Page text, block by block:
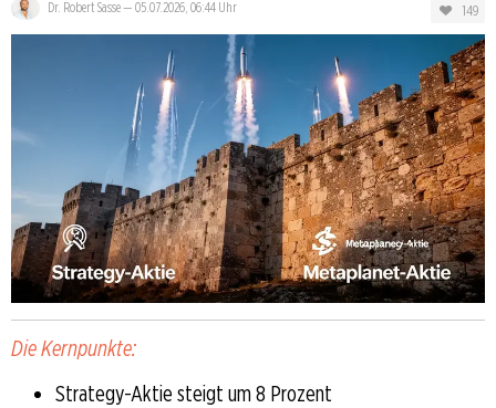
Dr. Robert Sasse— 05.07.2026, 06:44 Uhr 149
Die Kernpunkte:
Strategy-Aktie steigt um 8 Prozent